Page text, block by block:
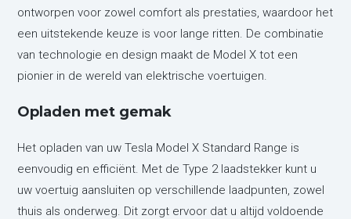
ontworpen voor zowel comfort als prestaties, waardoor het
een uitstekende keuze is voor lange ritten. De combinatie
van technologie en design maakt de Model X tot een
pionier in de wereld van elektrische voertuigen.
Opladen met gemak
Het opladen van uw Tesla Model X Standard Range is
eenvoudig en efficiënt. Met de Type 2 laadstekker kunt u
uw voertuig aansluiten op verschillende laadpunten, zowel
thuis als onderweg. Dit zorgt ervoor dat u altijd voldoende